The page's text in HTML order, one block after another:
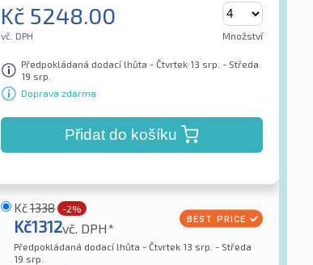
Kč 5248.00
vč. DPH Množství
Předpokládaná dodací lhůta - Čtvrtek 13 srp. - Středa
19 srp.
Doprava zdarma
Přidat do košíku
Kč1338 -2%
Kč1312vč. DPH*
Předpokládaná dodací lhůta - Čtvrtek 13 srp. - Středa
19 srp.